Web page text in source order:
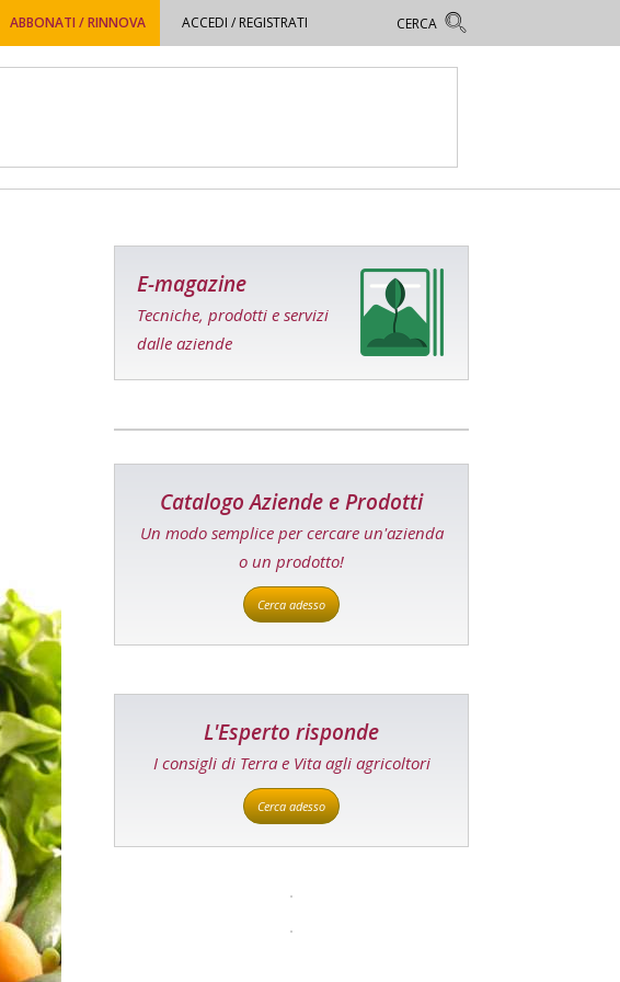
ABBONATI / RINNOVA ACCEDI / REGISTRATI
E-magazine
Tecniche, prodotti e servizi
dalle aziende
Catalogo Aziende e Prodotti
Un modo semplice per cercare un'azienda
o un prodotto!
Cerca adesso
L'Esperto risponde
I consigli di Terra e Vita agli agricoltori
Cerca adesso